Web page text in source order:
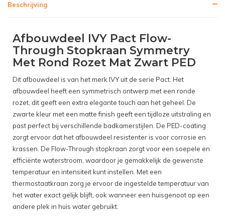
Beschrijving
Afbouwdeel IVY Pact Flow-
Through Stopkraan Symmetry
Met Rond Rozet Mat Zwart PED
Dit afbouwdeel is van het merk IVY uit de serie Pact. Het
afbouwdeel heeft een symmetrisch ontwerp met een ronde
rozet, dit geeft een extra elegante touch aan het geheel. De
zwarte kleur met een matte finish geeft een tijdloze uitstraling en
past perfect bij verschillende badkamerstijlen. De PED-coating
zorgt ervoor dat het afbouwdeel resistenter is voor corrosie en
krassen. De Flow-Through stopkraan zorgt voor een soepele en
efficiënte waterstroom, waardoor je gemakkelijk de gewenste
temperatuur en intensiteit kunt instellen. Met een
thermostaatkraan zorg je ervoor de ingestelde temperatuur van
het water exact gelijk blijft, ook wanneer een huisgenoot op een
andere plek in huis water gebruikt.